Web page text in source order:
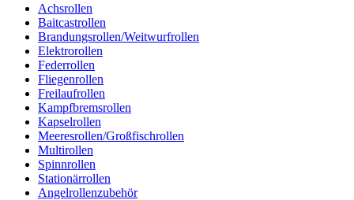
Achsrollen
Baitcastrollen
Brandungsrollen/Weitwurfrollen
Elektrorollen
Federrollen
Fliegenrollen
Freilaufrollen
Kampfbremsrollen
Kapselrollen
Meeresrollen/Großfischrollen
Multirollen
Spinnrollen
Stationärrollen
Angelrollenzubehör